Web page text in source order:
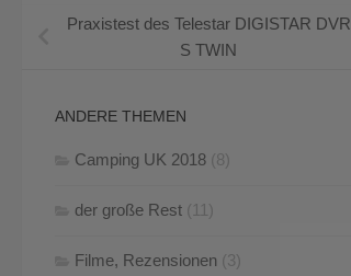
Praxistest des Telestar DIGISTAR DVR
S TWIN
ANDERE THEMEN
Camping UK 2018 (8)
der große Rest (11)
Filme, Rezensionen (3)